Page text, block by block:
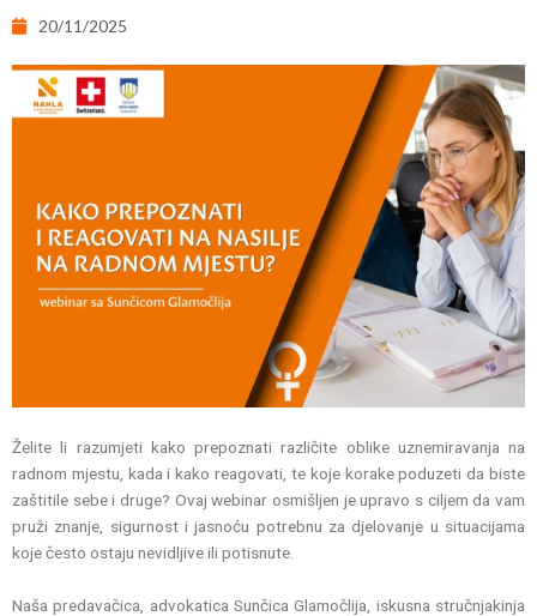
20/11/2025
Želite li razumjeti kako prepoznati različite oblike uznemiravanja na
radnom mjestu, kada i kako reagovati, te koje korake poduzeti da biste
zaštitile sebe i druge? Ovaj webinar osmišljen je upravo s ciljem da vam
pruži znanje, sigurnost i jasnoću potrebnu za djelovanje u situacijama
koje često ostaju nevidljive ili potisnute.
Naša predavačica, advokatica Sunčica Glamočlija, iskusna stručnjakinja